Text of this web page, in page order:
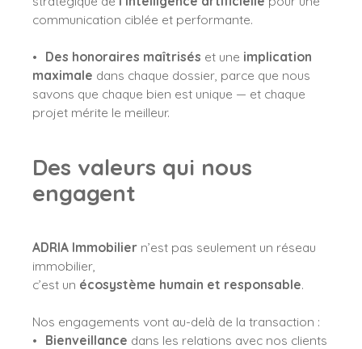
communication ciblée et performante.
Des honoraires maîtrisés et une implication
maximale dans chaque dossier, parce que nous
savons que chaque bien est unique — et chaque
projet mérite le meilleur.
Des valeurs qui nous
engagent
ADRIA Immobilier n’est pas seulement un réseau
immobilier,
c’est un écosystème humain et responsable.
Nos engagements vont au-delà de la transaction :
Bienveillance dans les relations avec nos clients